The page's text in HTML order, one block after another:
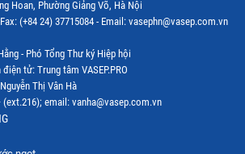
Hoan, Phường Giảng Võ, Hà Nội
(+84 24) 37715084 - Email: vasephn@vasep.com.vn
- Phó Tổng Thư ký Hiệp hội
tử: Trung tâm VASEP.PRO
Thị Vân Hà
(ext.216); email: vanha@vasep.com.vn